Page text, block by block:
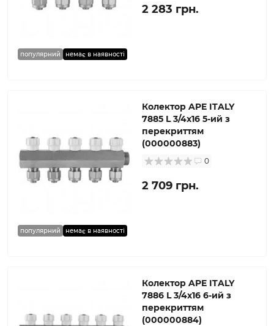
популярний немає в наявності
2 283 грн.
популярний немає в наявності
Колектор APE ITALY
7885 L 3/4х16 5-ий з
перекриттям
(000000883)
0
2 709 грн.
Колектор APE ITALY
7886 L 3/4х16 6-ий з
перекриттям
(000000884)